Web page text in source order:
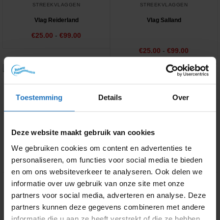
Toestemming Details Over
Deze website maakt gebruik van cookies
We gebruiken cookies om content en advertenties te
personaliseren, om functies voor social media te bieden
en om ons websiteverkeer te analyseren. Ook delen we
informatie over uw gebruik van onze site met onze
partners voor social media, adverteren en analyse. Deze
partners kunnen deze gegevens combineren met andere
STREEKVLAGGEN
Vlag Reiderland
€25.00 - €99.00
STREEKVLAGGEN
Vlag Salland
Gewaardeerd
4.89uit 5
€25.00 - €99.00
€25.00
tot
€99.00
STREEKVLAGGEN
Vlag Schermer
€ 25.00 - €99.00Prijsklasse:
€25.00
STREEKVLAGGEN
Vlag Twentse Ros